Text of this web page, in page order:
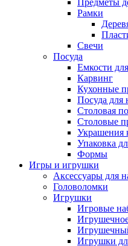
Предметы
Рамки
Свечи
Посуда
Емкости
Карвинг
Кухонные
Посуда для
Столовая
Столовые
Украшения
Упаковка
Формы
Игры и игрушки
Аксессуары для
Головоломки
Игрушки
Игровые
Игрушки